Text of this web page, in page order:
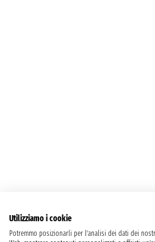
Utilizziamo i cookie
Potremmo posizionarli per l'analisi dei dati dei